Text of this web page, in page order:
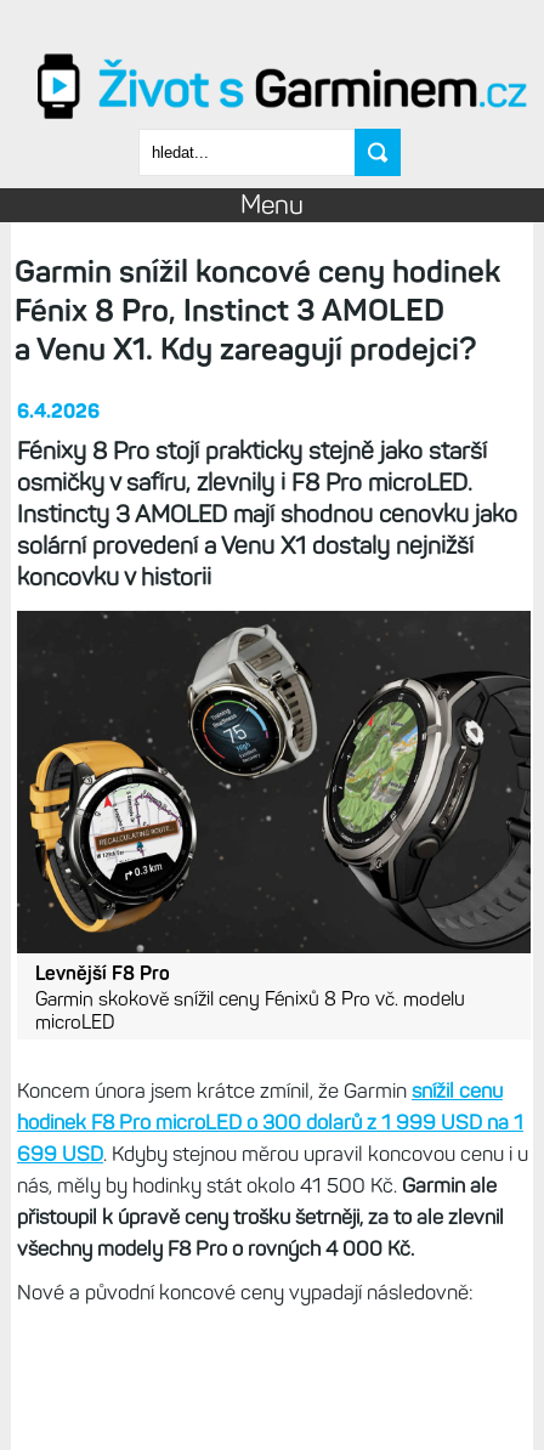
Vyhledávání
Menu
Garmin snížil koncové ceny hodinek
Fénix 8 Pro, Instinct 3 AMOLED
a Venu X1. Kdy zareagují prodejci?
6.4.2026
Fénixy 8 Pro stojí prakticky stejně jako starší
osmičky v safíru, zlevnily i F8 Pro microLED.
Instincty 3 AMOLED mají shodnou cenovku jako
solární provedení a Venu X1 dostaly nejnižší
koncovku v historii
Levnější F8 Pro
Garmin skokově snížil ceny Fénixů 8 Pro vč. modelu
microLED
Koncem února jsem krátce zmínil, že Garmin snížil cenu
hodinek F8 Pro microLED o 300 dolarů z 1 999 USD na 1
699 USD. Kdyby stejnou měrou upravil koncovou cenu i u
nás, měly by hodinky stát okolo 41 500 Kč. Garmin ale
přistoupil k úpravě ceny trošku šetrněji, za to ale zlevnil
všechny modely F8 Pro o rovných 4 000 Kč.
Nové a původní koncové ceny vypadají následovně: